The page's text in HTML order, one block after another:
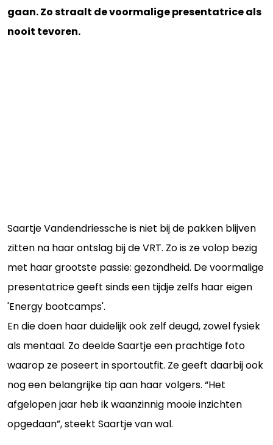
gaan. Zo straalt de voormalige presentatrice als
nooit tevoren.
Saartje Vandendriessche is niet bij de pakken blijven
zitten na haar ontslag bij de VRT. Zo is ze volop bezig
met haar grootste passie: gezondheid. De voormalige
presentatrice geeft sinds een tijdje zelfs haar eigen
'Energy bootcamps'.
En die doen haar duidelijk ook zelf deugd, zowel fysiek
als mentaal. Zo deelde Saartje een prachtige foto
waarop ze poseert in sportoutfit. Ze geeft daarbij ook
nog een belangrijke tip aan haar volgers. “Het
afgelopen jaar heb ik waanzinnig mooie inzichten
opgedaan”, steekt Saartje van wal.